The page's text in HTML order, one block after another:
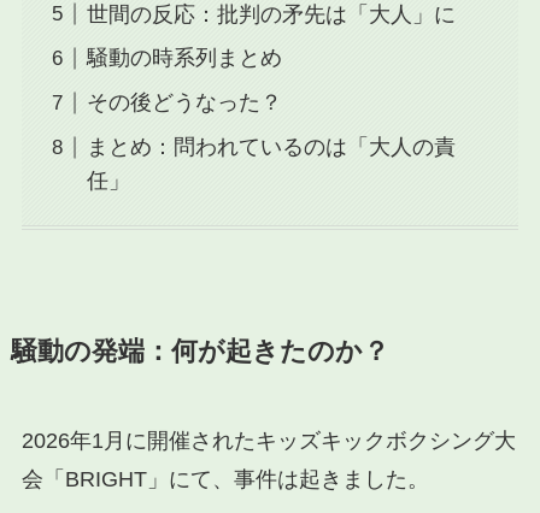
世間の反応：批判の矛先は「大人」に
騒動の時系列まとめ
その後どうなった？
まとめ：問われているのは「大人の責
任」
騒動の発端：何が起きたのか？
2026年1月に開催されたキッズキックボクシング大
会「BRIGHT」にて、事件は起きました。